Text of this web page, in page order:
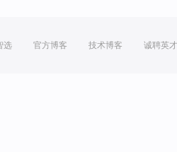
选 官方博客 技术博客 诚聘英才